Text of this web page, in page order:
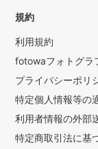
規約
利用規約
fotowaフォトグラ
プライバシーポリ
特定個人情報等の
利用者情報の外部
特定商取引法に基